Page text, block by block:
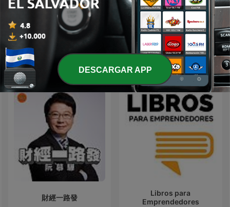
Seminario Fenix | Brian
Tracy
Conversa Segura
Más podcasts internacionales de Finanzas
財經一路發
Libros para
Emprendedores
DESCARGAR APP